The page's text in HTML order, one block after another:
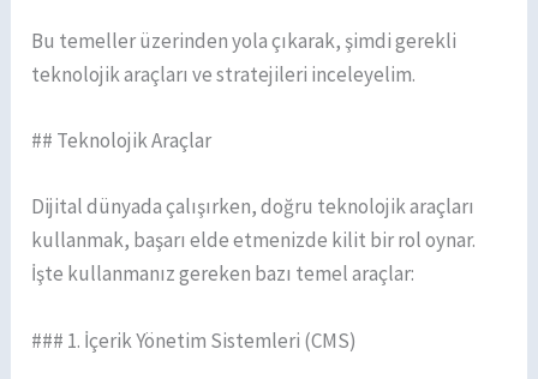
Bu temeller üzerinden yola çıkarak, şimdi gerekli
teknolojik araçları ve stratejileri inceleyelim.
## Teknolojik Araçlar
Dijital dünyada çalışırken, doğru teknolojik araçları
kullanmak, başarı elde etmenizde kilit bir rol oynar.
İşte kullanmanız gereken bazı temel araçlar:
### 1. İçerik Yönetim Sistemleri (CMS)